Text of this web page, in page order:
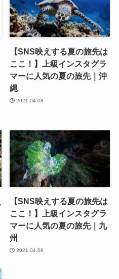
【SNS映えする夏の旅先は
ここ！】上級インスタグラ
マーに人気の夏の旅先｜沖
縄
2021.04.08
【SNS映えする夏の旅先は
ここ！】上級インスタグラ
マーに人気の夏の旅先｜九
州
2021.04.08